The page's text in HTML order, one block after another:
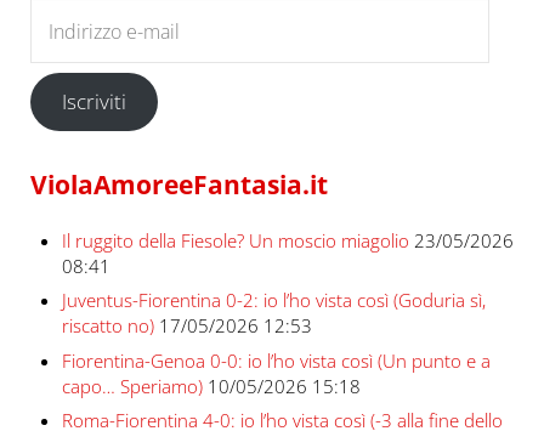
Iscriviti
ViolaAmoreeFantasia.it
Il ruggito della Fiesole? Un moscio miagolio 23/05/2026
08:41
Juventus-Fiorentina 0-2: io l’ho vista così (Goduria sì,
riscatto no) 17/05/2026 12:53
Fiorentina-Genoa 0-0: io l’ho vista così (Un punto e a
capo… Speriamo) 10/05/2026 15:18
Roma-Fiorentina 4-0: io l’ho vista così (-3 alla fine dello